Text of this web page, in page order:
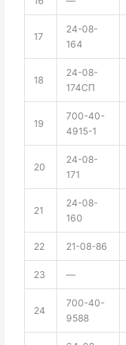
17
24-08-
164
18
24-08-
174СП
19
700-40-
4915-1
20
24-08-
171
21
24-08-
160
22 21-08-86
23 —
24
700-40-
9588